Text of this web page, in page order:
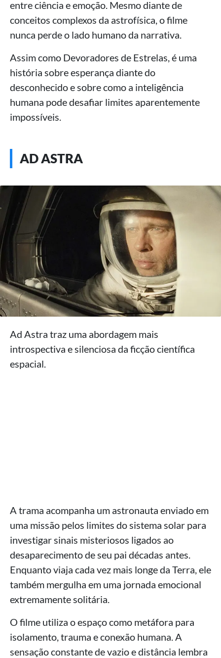
entre ciência e emoção. Mesmo diante de
conceitos complexos da astrofísica, o filme
nunca perde o lado humano da narrativa.
Assim como Devoradores de Estrelas, é uma
história sobre esperança diante do
desconhecido e sobre como a inteligência
humana pode desafiar limites aparentemente
impossíveis.
AD ASTRA
Ad Astra traz uma abordagem mais
introspectiva e silenciosa da ficção científica
espacial.
A trama acompanha um astronauta enviado em
uma missão pelos limites do sistema solar para
investigar sinais misteriosos ligados ao
desaparecimento de seu pai décadas antes.
Enquanto viaja cada vez mais longe da Terra, ele
também mergulha em uma jornada emocional
extremamente solitária.
O filme utiliza o espaço como metáfora para
isolamento, trauma e conexão humana. A
sensação constante de vazio e distância lembra